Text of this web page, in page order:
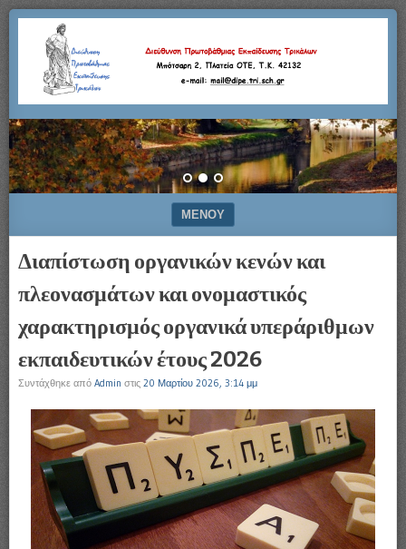
Διεύθυνση
Πρωτοβάθμιας
Εκπαίδευσης
Τρικάλων
Μπότσαρη
Πλατεία
ΟΤΕ,
Τ.Κ.
42132
–
e-
mail:
mail@dipe.tri.sch.gr
ΜΕΝΟΎ
Διαπίστωση οργανικών κενών και
πλεονασμάτων και ονομαστικός
χαρακτηρισμός οργανικά υπεράριθμων
εκπαιδευτικών έτους 2026
Συντάχθηκε από Admin στις 20 Μαρτίου 2026, 3:14 μμ